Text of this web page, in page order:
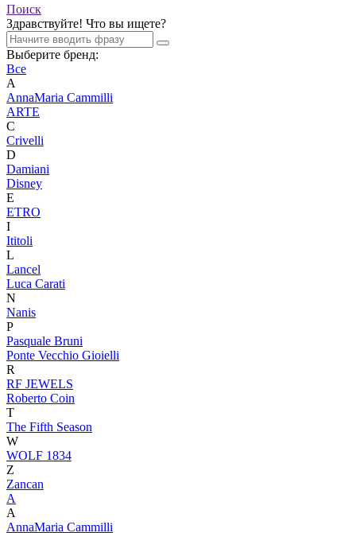
Поиск
Здравствуйте! Что вы ищете?
Выберите бренд:
Все
A
AnnaMaria Cammilli
ARTE
C
Crivelli
D
Damiani
Disney
E
ETRO
I
Ititoli
L
Lancel
Luca Carati
N
Nanis
P
Pasquale Bruni
Ponte Vecchio Gioielli
R
RF JEWELS
Roberto Coin
T
The Fifth Season
W
WOLF 1834
Z
Zancan
A
A
AnnaMaria Cammilli